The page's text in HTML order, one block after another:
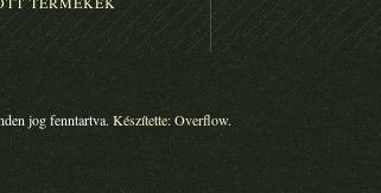
A SZABADSÁG
ZAGA
GRÓF NÁDASDY
4 400.-